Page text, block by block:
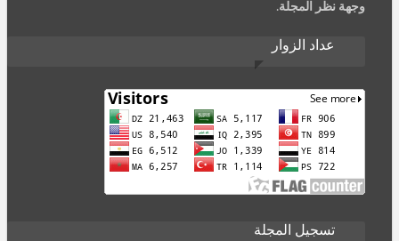
وجهة نظر المجلة.
عداد الزوار
تسجيل المجلة